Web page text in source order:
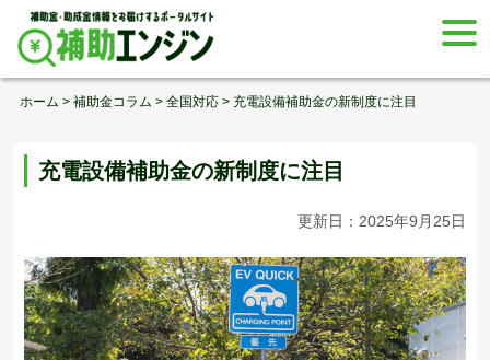
Skip
content
ホーム > 補助金コラム > 全国対応 > 充電設備補助金の新制度に注目
充電設備補助金の新制度に注目
更新日：2025年9月25日